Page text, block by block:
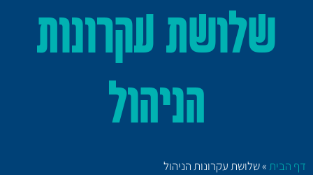
שלושת עקרונות
הניהול
דף הבית»שלושת עקרונות הניהול